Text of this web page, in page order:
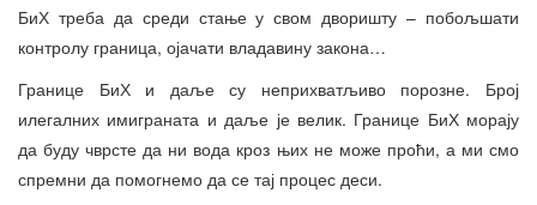
БиХ треба да среди стање у свом дворишту – побољшати
контролу граница, ојачати владавину закона…
Границе БиХ и даље су неприхватљиво порозне. Број
илегалних имиграната и даље је велик. Границе БиХ морају
да буду чврсте да ни вода кроз њих не може проћи, а ми смо
спремни да помогнемо да се тај процес деси.